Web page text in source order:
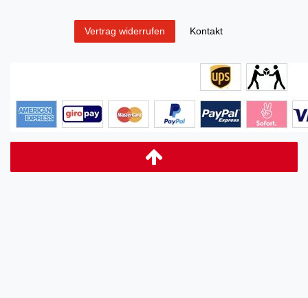
Vertrag widerrufen Kontakt